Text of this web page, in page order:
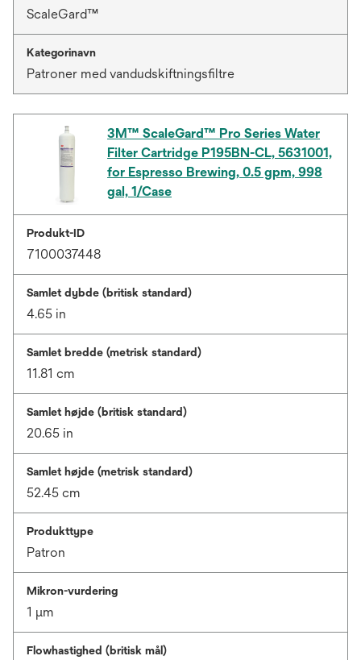
ScaleGard™
Kategorinavn
Patroner med vandudskiftningsfiltre
3M™ ScaleGard™ Pro Series Water
Filter Cartridge P195BN-CL, 5631001,
for Espresso Brewing, 0.5 gpm, 998
gal, 1/Case
Produkt-ID
7100037448
Samlet dybde (britisk standard)
4.65 in
Samlet bredde (metrisk standard)
11.81 cm
Samlet højde (britisk standard)
20.65 in
Samlet højde (metrisk standard)
52.45 cm
Produkttype
Patron
Mikron-vurdering
1 μm
Flowhastighed (britisk mål)